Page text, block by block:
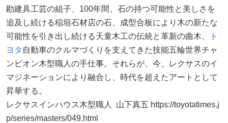
勘建具工芸の組子、100年間、石の持つ可能性と美しさを
追及し続ける稲垣石材店の石、成型合板により木の新たな
可能性を引き出し続ける天童木工の伝統と革新の曲木、
ト
ヨタ 自動車のクルマづくりを支えてきた技能五輪世界チャ
ンピオン木型職人の手仕事。それらが、今、レクサスのイ
マジネーションにより融合し、時代を超えたアートとして
昇華する。
レクサスインハウス木型職人 山下真五 https://toyotatimes.j
p/series/masters/049.html